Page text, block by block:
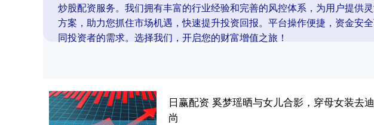
炒股配资服务。我们拥有丰富的行业经验和完善的风控体系，为用户提供
方案，助力您抓住市场机遇，快速提升投资回报。平台操作便捷，资金安
同投资者的需求。选择我们，开启您的财富增值之旅！
日赢配资 奚梦瑶晒与女儿合影，穿母女装去
尚